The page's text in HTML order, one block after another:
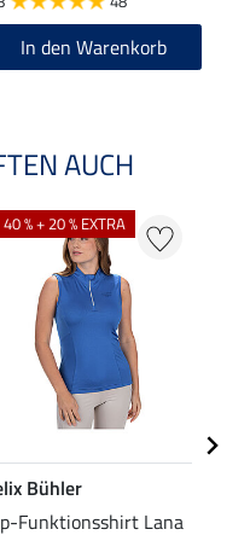
In den Warenkorb
AUCH
40 % + 20 % EXTRA
Bühler
Funktionsshirt Lana